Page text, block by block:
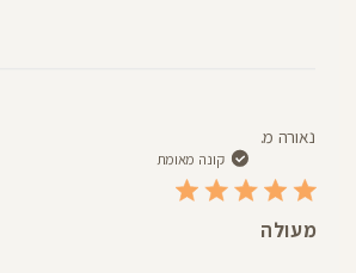
נאורה מ.
קונה מאומת
מעולה